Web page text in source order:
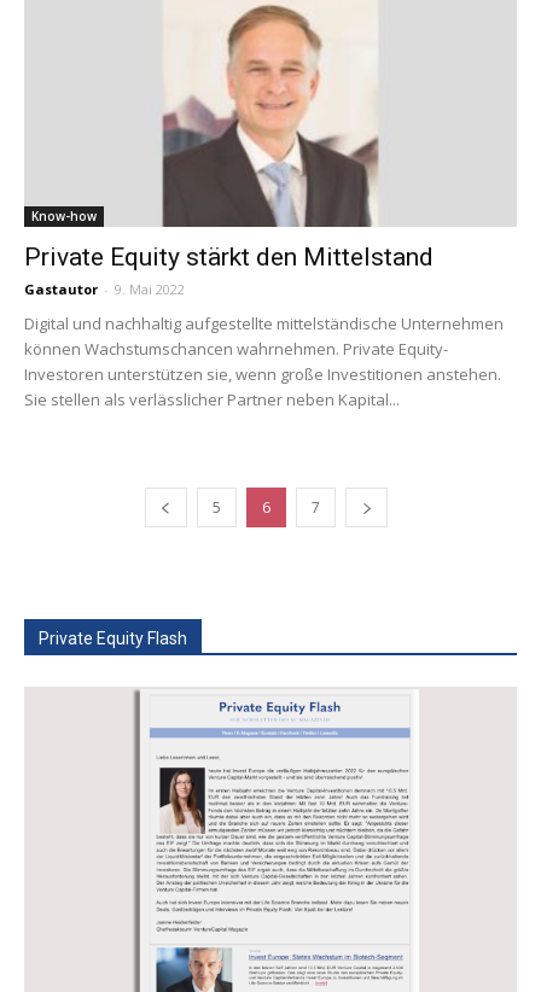
Know-how
Private Equity stärkt den Mittelstand
Gastautor - 9. Mai 2022
Digital und nachhaltig aufgestellte mittelständische Unternehmen
können Wachstumschancen wahrnehmen. Private Equity-
Investoren unterstützen sie, wenn große Investitionen anstehen.
Sie stellen als verlässlicher Partner neben Kapital...
5 6 7
Private Equity Flash